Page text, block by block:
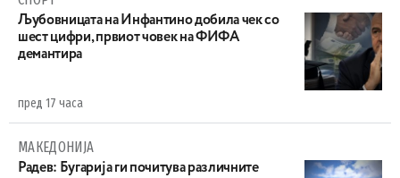
Љубовницата на Инфантино добила чек со
шест цифри, првиот човек на ФИФА
демантира
пред 17 часа
МАКЕДОНИЈА
Радев: Бугарија ги почитува различните